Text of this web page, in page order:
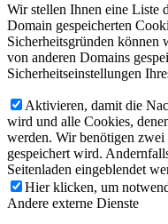
Wir stellen Ihnen eine Liste
Domain gespeicherten
Sicherheitsgründen können
von anderen Domains
Sicherheitseinstellungen
Aktivieren, damit die
wird und alle Cookies,
werden. Wir benötigen
gespeichert wird.
Seitenladen eingeblendet
Hier klicken, um
Andere externe Dienste